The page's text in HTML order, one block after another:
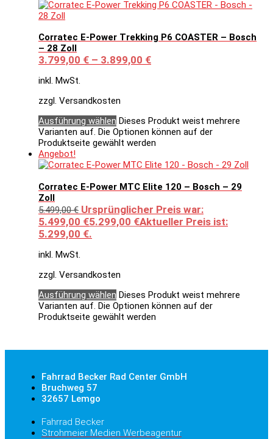
Corratec E-Power Trekking P6 COASTER – Bosch
– 28 Zoll
3.799,00 € – 3.899,00 €
inkl. MwSt.
zzgl. Versandkosten
Ausführung wählen Dieses Produkt weist mehrere
Varianten auf. Die Optionen können auf der
Produktseite gewählt werden
Angebot!
Corratec E-Power MTC Elite 120 – Bosch – 29
Zoll
5.499,00€ Ursprünglicher Preis war:
5.499,00 €5.299,00 €Aktueller Preis ist:
5.299,00 €.
inkl. MwSt.
zzgl. Versandkosten
Ausführung wählen Dieses Produkt weist mehrere
Varianten auf. Die Optionen können auf der
Produktseite gewählt werden
Fahrrad Becker Rad Center GmbH
Bruchweg 57
32657 Lemgo
Fahrrad Becker
Strohmeier Medien Werbeagentur